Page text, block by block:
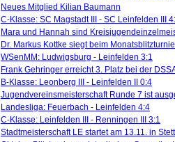
Neues Mitglied Kilian Baumann
C-Klasse: SC Magstadt III - SC Leinfelden III
Mara und Hannah sind
Dr. Markus Kottke siegt beim
WSenMM: Ludwigsburg - Leinfelden 3:1
Frank Gehringer erreicht 3. Platz bei der
B-Klasse: Leonberg III - Leinfelden II 0:4
Jugendvereinsmeisterschaft Runde 7 ist
Landesliga: Feuerbach - Leinfelden 4:4
C-Klasse: Leinfelden III - Renningen III 3:1
Stadtmeisterschaft LE startet am 13.11. in